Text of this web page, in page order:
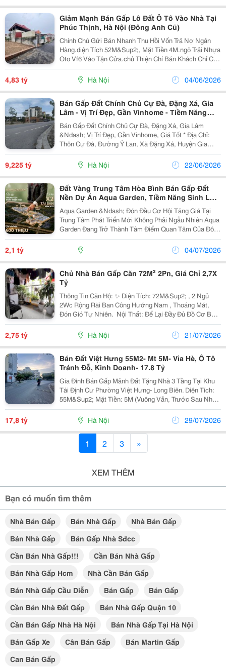
Giảm Mạnh Bán Gấp Lô Đất Ô Tô Vào Nhà Tại
Phúc Thịnh, Hà Nội (Đông Anh Cũ)
Chính Chủ Gửi Bán Nhanh Thu Hồi Vốn Trả Nợ Ngân
Hàng.diện Tích 52M&Sup2;, Mặt Tiền 4M.ngõ Trải Nhựa
Oto Vf6 Vào Tận Cửa.chủ Thiện Chí Bán Khách Chỉ Cần
Quan Tâm Là Vào Việc Nhanh Chóng.giá 4,83 Tỷ Còn
Thoả Thuận.lh 0974 340 703
4,83 tỷ Hà Nội 04/06/2026
Bán Gấp Đất Chính Chủ Cự Đà, Đặng Xá, Gia
Lâm - Vị Trí Đẹp, Gần Vinhome - Tiềm Năng
Tăng Giá
Bán Gấp Đất Chính Chủ Cự Đà, Đặng Xá, Gia Lâm
&Ndash; Vị Trí Đẹp, Gần Vinhome, Giá Tốt * Địa Chỉ:
Thôn Cự Đà, Đường Ỷ Lan, Xã Đặng Xá, Huyện Gia
Lâm, Hà Nội (Địa Chỉ Mới: Thôn Cự Đà, Xã Thuận An,
Tp. Hà Nội) * Do Cần Tiền Nên Gia Đình Bán Gấp Lô...
9,225 tỷ Hà Nội 22/06/2026
Đất Vàng Trung Tâm Hòa Bình Bán Gấp Đất
Nền Dự Án Aqua Garden, Tiềm Năng Sinh Lời
25%/Năm.
Aqua Garden &Ndash; Đón Đầu Cơ Hội Tăng Giá Tại
Trung Tâm Phát Triển Mới Không Phải Ngẫu Nhiên Aqua
Garden Đang Trở Thành Tâm Điểm Quan Tâm Của Đông
Đảo Khách Hàng Và Nhà Đầu Tư Tại Hòa Bình. ✅ Vị Trí
Chiến Lược Trên Trục Quốc Lộ 6, Cửa Ngõ...
2,1 tỷ 04/07/2026
Chủ Nhà Bán Gấp Căn 72M² 2Pn, Giá Chỉ 2,7X
Tỷ
Thông Tin Căn Hộ: ✨ Diện Tích: 72M&Sup2; , 2 Ngủ
2Wc Rộng Rãi Ban Công Hướng Nam , Thoáng Mát,
Đón Gió Tự Nhiên. ️ Nội Thất: Để Lại Đầy Đủ Đồ Cơ Bản
, Chỉ Việc Dọn Vào Ở. ✔️ Phí Dịch Vụ: 200.000Đ/Tháng
✔️ Gửi Xe Máy Hầm: 50.000Đ/Tháng Hỗ Trợ Vay...
2,75 tỷ Hà Nội 21/07/2026
Bán Đất Việt Hưng 55M2- Mt 5M- Vỉa Hè, Ô Tô
Tránh Đỗ, Kinh Doanh- 17.8 Tỷ
Gia Đình Bán Gấp Mảnh Đất Tặng Nhà 3 Tầng Tại Khu
Tái Định Cư Phường Việt Hưng- Long Biên. Diện Tích:
55M&Sup2; Mặt Tiền: 5M (Vuông Vắn, Trước Sau Như
Một). Vị Trí &Amp; Tiện Ích: Phân Lô, Vỉa Hè Rộng, Ô Tô
Tránh Thông Bàn Cờ, Sát Ngã Tư, Vài...
17,8 tỷ Hà Nội 29/07/2026
1 2 3 »
XEM THÊM
Bạn có muốn tìm thêm
Nhà Bán Gấp Bán Nhà Gấp
Nhà Bán Gấp
Bán Nhà Gấp
Bán Gấp Nhà Sđcc
Cần Bán Nhà Gấp!!!
Cần Bán Nhà Gấp
Bán Nhà Gấp Hcm
Nhà Cần Bán Gấp
Bán Nhà Gấp Cầu Diễn
Bán Gấp
Bán Gấp
Cần Bán Nhà Đất Gấp
Bán Nhà Gấp Quận 10
Cần Bán Gấp Nhà Hà Nội
Bán Nhà Gấp Tại Hà Nội
Bán Gấp Xe
Cân Bán Gấp
Bán Martin Gấp
Can Bán Gấp